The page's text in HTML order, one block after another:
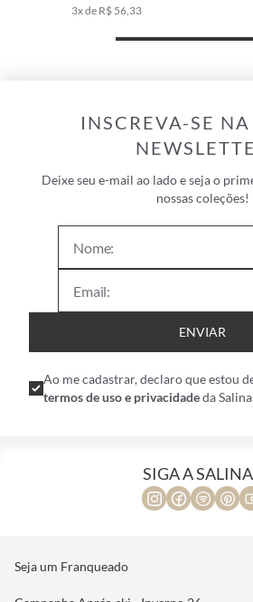
3x de R$ 56,33
INSCREVA-SE
Deixe seu e-mail ao lado e seja o
nossas coleções!
ENVIAR
Ao me cadastrar, declaro que estou
termos de uso e privacidadeda
SIGA A
Seja um Franqueado